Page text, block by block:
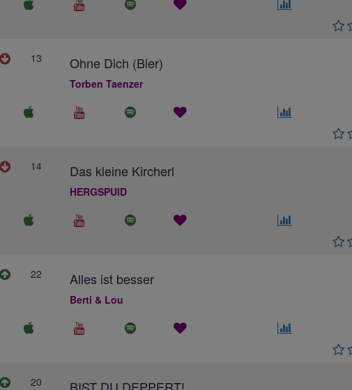
13 Ohne Dich (Bier)
Torben Taenzer
14 Das kleine Kircherl
HERGSPUID
22 Alles ist besser
Berti & Lou
20 BIST DU DEPPERT!